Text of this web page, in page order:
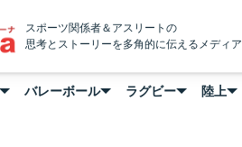
AZrena
スポーツ関係者＆アスリートの
思考とストーリーを多角的に伝えるメディア
バレーボール ラグビー 陸上